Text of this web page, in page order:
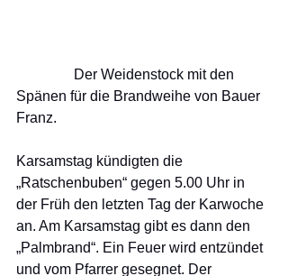
Spänen für die Brandweihe von Bauer
Franz.
Karsamstag kündigten die
„Ratschenbuben“ gegen 5.00 Uhr in
der Früh den letzten Tag der Karwoche
an. Am Karsamstag gibt es dann den
„Palmbrand“. Ein Feuer wird entzündet
und vom Pfarrer gesegnet. Der